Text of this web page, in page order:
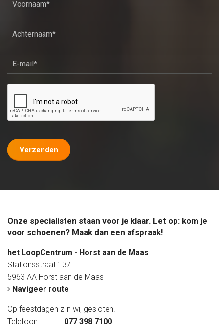
Verzenden
Onze specialisten staan voor je klaar. Let op: kom je
voor schoenen? Maak dan een afspraak!
het LoopCentrum - Horst aan de Maas
Stationsstraat 137
5963 AA Horst aan de Maas
Navigeer route
Op feestdagen zijn wij gesloten.
Telefoon:
077 398 7100